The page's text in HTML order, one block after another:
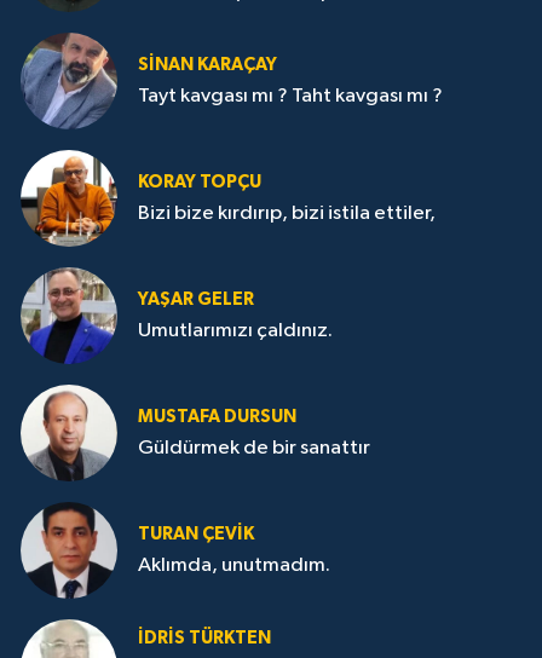
SİNAN KARAÇAY
Tayt kavgası mı ? Taht kavgası mı ?
KORAY TOPÇU
Bizi bize kırdırıp, bizi istila ettiler,
YAŞAR GELER
Umutlarımızı çaldınız.
MUSTAFA DURSUN
Güldürmek de bir sanattır
TURAN ÇEVİK
Aklımda, unutmadım.
İDRİS TÜRKTEN